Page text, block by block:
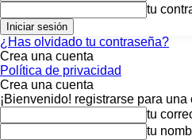
tu
¿Has olvidado tu contraseña?
Crea una cuenta
Política de privacidad
Crea una cuenta
¡Bienvenido! registrarse para una
tu
tu